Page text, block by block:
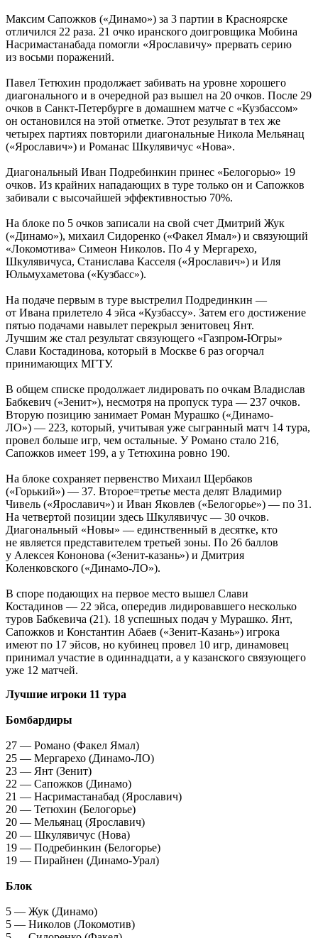
Максим Сапожков («Динамо») за 3 партии в Красноярске
отличился 22 раза. 21 очко иранского доигровщика Мобина
Насримастанабада помогли «Ярославичу» прервать серию
из восьми поражений.
Павел Тетюхин продолжает забивать на уровне хорошего
диагонального и в очередной раз вышел на 20 очков. После 29
очков в Санкт-Петербурге в домашнем матче с «Кузбассом»
он остановился на этой отметке. Этот результат в тех же
четырех партиях повторили диагональные Никола Мельянац
(«Ярославич») и Романас Шкулявичус «Нова».
Диагональный Иван Подребинкин принес «Белогорью» 19
очков. Из крайних нападающих в туре только он и Сапожков
забивали с высочайшей эффективностью 70%.
На блоке по 5 очков записали на свой счет Дмитрий Жук
(«Динамо»), михаил Сидоренко («Факел Ямал») и связующий
«Локомотива» Симеон Николов. По 4 у Мергарехо,
Шкулявичуса, Станислава Касселя («Ярославич») и Иля
Юльмухаметова («Кузбасс»).
На подаче первым в туре выстрелил Подрединкин —
от Ивана прилетело 4 эйса «Кузбассу». Затем его достижение
пятью подачами навылет перекрыл зенитовец Янт.
Лучшим же стал результат связующего «Газпром-Югры»
Слави Костадинова, который в Москве 6 раз огорчал
принимающих МГТУ.
В общем списке продолжает лидировать по очкам Владислав
Бабкевич («Зенит»), несмотря на пропуск тура — 237 очков.
Вторую позицию занимает Роман Мурашко («Динамо-
ЛО») — 223, который, учитывая уже сыгранный матч 14 тура,
провел больше игр, чем остальные. У Романо стало 216,
Сапожков имеет 199, а у Тетюхина ровно 190.
На блоке сохраняет первенство Михаил Щербаков
(«Горький») — 37. Второе=третье места делят Владимир
Чивель («Ярославич») и Иван Яковлев («Белогорье») — по 31.
На четвертой позиции здесь Шкулявичус — 30 очков.
Диагональный «Новы» — единственный в десятке, кто
не является представителем третьей зоны. По 26 баллов
у Алексея Кононова («Зенит-казань») и Дмитрия
Коленковского («Динамо-ЛО»).
В споре подающих на первое место вышел Слави
Костадинов — 22 эйса, опередив лидировавшего несколько
туров Бабкевича (21). 18 успешных подач у Мурашко. Янт,
Сапожков и Константин Абаев («Зенит-Казань») игрока
имеют по 17 эйсов, но кубинец провел 10 игр, динамовец
принимал участие в одиннадцати, а у казанского связующего
уже 12 матчей.
Лучшие игроки 11 тура
Бомбардиры
27 — Романо (Факел Ямал)
25 — Мергарехо (Динамо-ЛО)
23 — Янт (Зенит)
22 — Сапожков (Динамо)
21 — Насримастанабад (Ярославич)
20 — Тетюхин (Белогорье)
20 — Мельянац (Ярославич)
20 — Шкулявичус (Нова)
19 — Подребинкин (Белогорье)
19 — Пирайнен (Динамо-Урал)
Блок
5 — Жук (Динамо)
5 — Николов (Локомотив)